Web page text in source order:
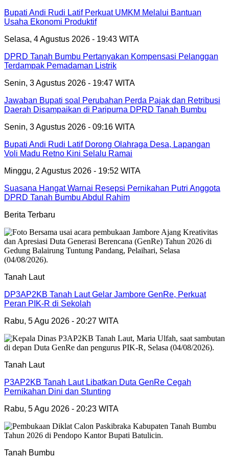
Bupati Andi Rudi Latif Perkuat UMKM Melalui Bantuan
Usaha Ekonomi Produktif
Selasa, 4 Agustus 2026 - 19:43 WITA
DPRD Tanah Bumbu Pertanyakan Kompensasi Pelanggan
Terdampak Pemadaman Listrik
Senin, 3 Agustus 2026 - 19:47 WITA
Jawaban Bupati soal Perubahan Perda Pajak dan Retribusi
Daerah Disampaikan di Paripurna DPRD Tanah Bumbu
Senin, 3 Agustus 2026 - 09:16 WITA
Bupati Andi Rudi Latif Dorong Olahraga Desa, Lapangan
Voli Madu Retno Kini Selalu Ramai
Minggu, 2 Agustus 2026 - 19:52 WITA
Suasana Hangat Warnai Resepsi Pernikahan Putri Anggota
DPRD Tanah Bumbu Abdul Rahim
Berita Terbaru
Tanah Laut
DP3AP2KB Tanah Laut Gelar Jambore GenRe, Perkuat
Peran PIK-R di Sekolah
Rabu, 5 Agu 2026 - 20:27 WITA
Tanah Laut
P3AP2KB Tanah Laut Libatkan Duta GenRe Cegah
Pernikahan Dini dan Stunting
Rabu, 5 Agu 2026 - 20:23 WITA
Tanah Bumbu